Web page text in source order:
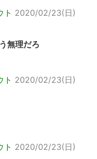
ト 2020/02/23(日)
無理だろ
ト 2020/02/23(日)
ト 2020/02/23(日)